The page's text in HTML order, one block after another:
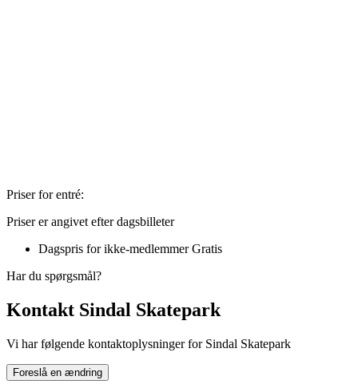
Priser for entré:
Priser er angivet efter dagsbilleter
Dagspris for ikke-medlemmerGratis
Har du spørgsmål?
Kontakt Sindal Skatepark
Vi har følgende kontaktoplysninger for Sindal Skatepark
Foreslå en ændring